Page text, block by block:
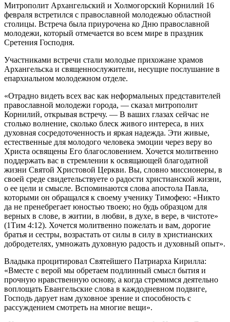
Митрополит Архангельский и Холмогорский Корнилий 16
февраля встретился с православной молодежью областной
столицы. Встреча была приурочена ко Дню православной
молодежи, который отмечается во всем мире в праздник
Сретения Господня.
Участниками встречи стали молодые прихожане храмов
Архангельска и священнослужители, несущие послушание в
епархиальном молодежном отделе.
«Отрадно видеть всех вас как неформальных представителей
православной молодежи города, — сказал митрополит
Корнилий, открывая встречу. — В ваших глазах сейчас не
столько волнение, сколько блеск живого интереса, в них
духовная сосредоточенность и яркая надежда. Эти живые,
естественные для молодого человека эмоции через веру во
Христа освящены Его благословением. Хочется молитвенно
поддержать вас в стремлении к освящающей благодатной
жизни Святой Христовой Церкви. Вы, словно миссионеры, в
своей среде свидетельствуете о радости христианской жизни,
о ее цели и смысле. Вспоминаются слова апостола Павла,
которыми он обращался к своему ученику Тимофею: «Никто
да не пренебрегает юностью твоею; но будь образцом для
верных в слове, в житии, в любви, в духе, в вере, в чистоте»
(1Тим 4:12). Хочется молитвенно пожелать и вам, дорогие
братья и сестры, возрастать от силы в силу в христианских
добродетелях, умножать духовную радость и духовный опыт».
Владыка процитировал Святейшего Патриарха Кирилла:
«Вместе с верой мы обретаем подлинный смысл бытия и
прочную нравственную основу, а когда стремимся деятельно
воплощать Евангельские слова в каждодневном подвиге,
Господь дарует нам духовное зрение и способность с
рассуждением смотреть на многие вещи».